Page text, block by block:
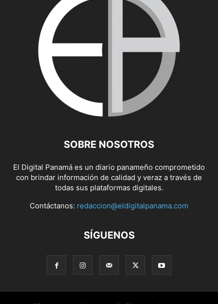
SOBRE NOSOTROS
El Digital Panamá es un diario panameño comprometido
con brindar información de calidad y veraz a través de
todas sus plataformas digitales.
Contáctanos: redaccion@eldigitalpanama.com
SÍGUENOS